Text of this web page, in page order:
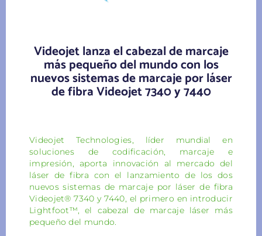
Videojet lanza el cabezal de marcaje
más pequeño del mundo con los
nuevos sistemas de marcaje por láser
de fibra Videojet 7340 y 7440
Videojet Technologies, líder mundial en
soluciones de codificación, marcaje e
impresión, aporta innovación al mercado del
láser de fibra con el lanzamiento de los dos
nuevos sistemas de marcaje por láser de fibra
Videojet® 7340 y 7440, el primero en introducir
Lightfoot™, el cabezal de marcaje láser más
pequeño del mundo.